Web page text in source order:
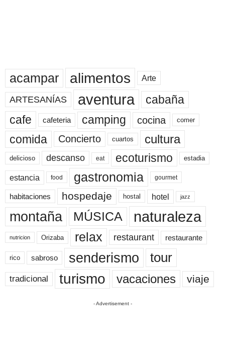
acampar alimentos Arte
ARTESANÍAS aventura
cabaña
cafe
cafeteria camping cocina comer
comida Concierto cuartos cultura
delicioso descanso eat ecoturismo estadia
estancia food gastronomia gourmet
habitaciones hospedaje hostal hotel jazz
montaña MÚSICA naturaleza
nutricion Orizaba relax restaurant restaurante
rico sabroso senderismo tour
tradicional turismo vacaciones viaje
- Advertisement -